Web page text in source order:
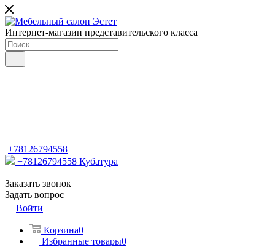
Интернет-магазин представительского класса
+78126794558
+78126794558 Кубатура
Заказать звонок
Задать вопрос
Войти
Корзина0
Избранные товары0